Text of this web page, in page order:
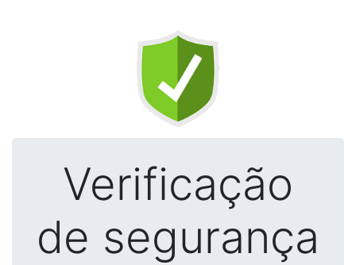
Verificação
de segurança